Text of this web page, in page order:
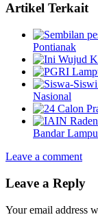
Artikel Terkait
Pontianak
Nasional
Bandar
Leave a comment
Leave a Reply
Your email address